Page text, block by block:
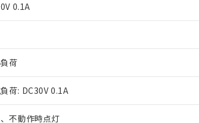
0.1A
荷
荷: DC30V 0.1A
不動作時点灯